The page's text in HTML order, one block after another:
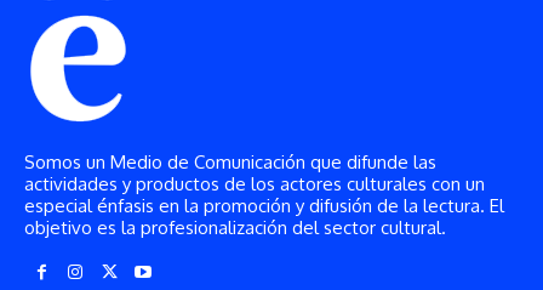
Somos un Medio de Comunicación que difunde las
actividades y productos de los actores culturales con un
especial énfasis en la promoción y difusión de la lectura. El
objetivo es la profesionalización del sector cultural.